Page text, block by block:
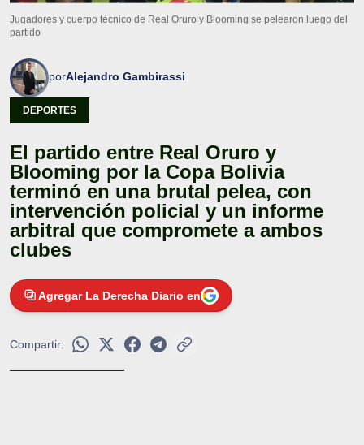
Jugadores y cuerpo técnico de Real Oruro y Blooming se pelearon luego del
partido
porAlejandro Gambirassi
DEPORTES
El partido entre Real Oruro y
Blooming por la Copa Bolivia
terminó en una brutal pelea, con
intervención policial y un informe
arbitral que compromete a ambos
clubes
Agregar La Derecha Diario en
Compartir: